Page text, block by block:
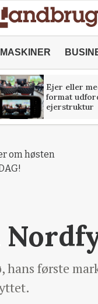
MASKINER
Ejer eller
format
ejerstruktur
om høsten
hans første